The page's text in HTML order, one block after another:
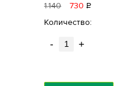
1140 730 Р
Количество:
- +